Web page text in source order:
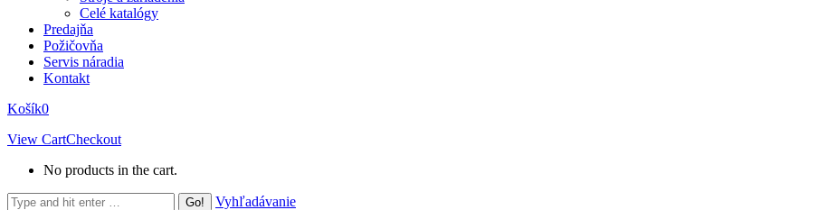
Celé katalógy
Predajňa
Požičovňa
Servis náradia
Kontakt
Košík0
View CartCheckout
No products in the cart.
Search:
Vyhľadávanie